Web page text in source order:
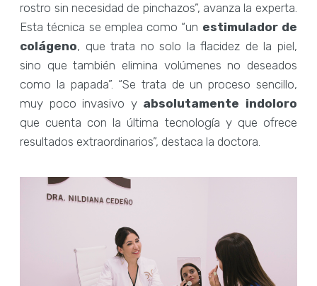
rostro sin necesidad de pinchazos”, avanza la experta.
Esta técnica se emplea como “un estimulador de
colágeno, que trata no solo la flacidez de la piel,
sino que también elimina volúmenes no deseados
como la papada”. “Se trata de un proceso sencillo,
muy poco invasivo y absolutamente indoloro
que cuenta con la última tecnología y que ofrece
resultados extraordinarios”, destaca la doctora.